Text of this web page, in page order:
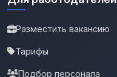
Разместить вакансию
Тарифы
Подбор персонала